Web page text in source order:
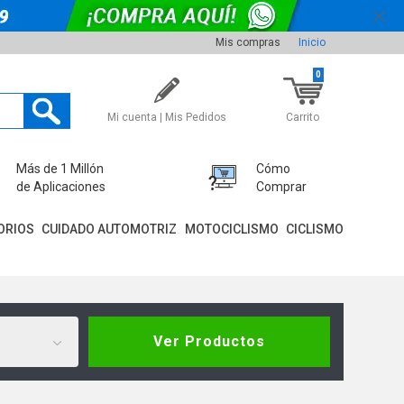
Mis compras Inicio
Mi cuenta | Mis Pedidos Carrito
0
Más de 1 Millón
de Aplicaciones
Cómo
Comprar
CUIDADO AUTOMOTRIZ MOTOCICLISMO CICLISMO
Ver Productos